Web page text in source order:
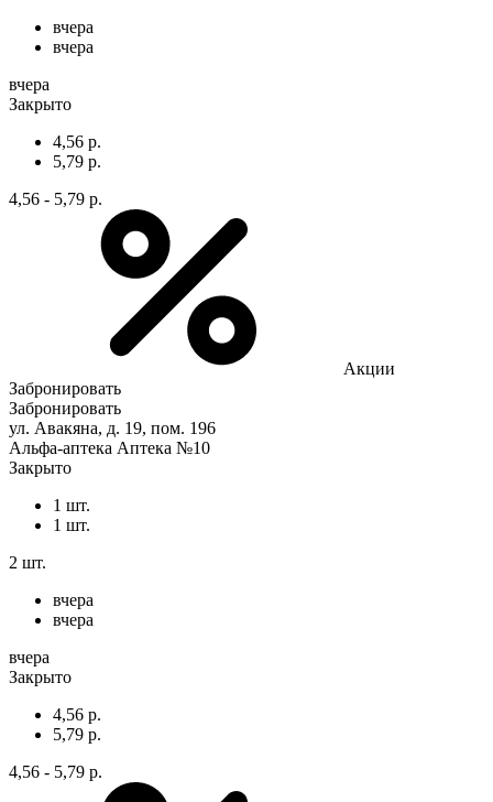
вчера
вчера
вчера
Закрыто
4,56 р.
5,79 р.
4,56 - 5,79 р.
Акции
Забронировать
Забронировать
ул. Авакяна, д. 19, пом. 196
Альфа-аптека Аптека №10
Закрыто
1 шт.
1 шт.
2 шт.
вчера
вчера
вчера
Закрыто
4,56 р.
5,79 р.
4,56 - 5,79 р.